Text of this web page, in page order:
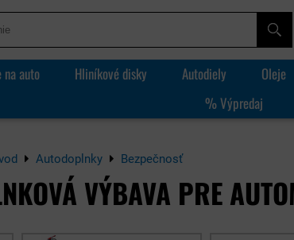
na auto Hliníkové disky Autodiely Oleje
% Výpredaj
Autodoplnky Bezpečnosť
VÝBAVA PRE